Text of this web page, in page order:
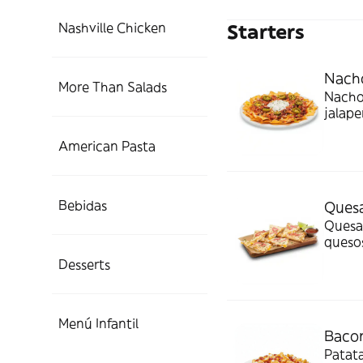
Nashville Chicken
More Than Salads
American Pasta
Bebidas
Desserts
Menú Infantil
Starters